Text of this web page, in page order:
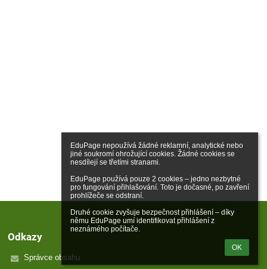
EduPage nepoužívá žádné reklamní, analytické nebo
jiné soukromí ohrožující cookies. Žádné cookies se
nesdílejí se třetími stranami.
EduPage používá pouze 2 cookies – jedno nezbytné
pro fungování přihlašování. Toto je dočasné, po zavření
prohlížeče se odstraní.
Druhé cookie zvyšuje bezpečnost přihlášení – díky
němu EduPage umí identifikovat přihlášení z
neznámého počítače.
OK
Odkazy
Správce obsahu